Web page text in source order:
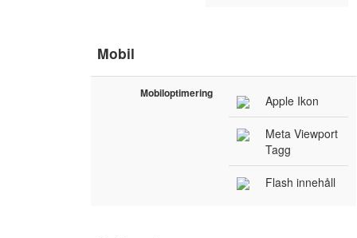
Mobil
Mobiloptimering Apple Ikon
Meta Viewport
Tagg
Flash innehåll